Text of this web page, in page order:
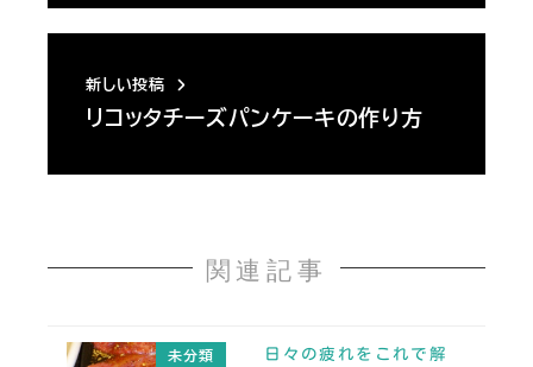
新しい投稿
リコッタチーズパンケーキの作り方
関連記事
未分類
日々の疲れをこれで解